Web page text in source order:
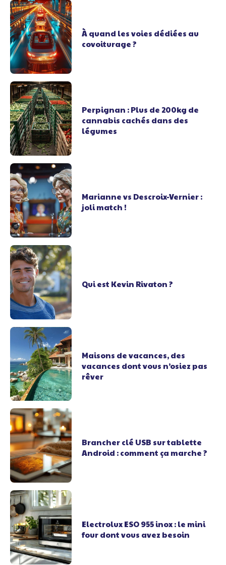
À quand les voies dédiées au
covoiturage ?
Perpignan : Plus de 200kg de
cannabis cachés dans des
légumes
Marianne vs Descroix-Vernier :
joli match !
Qui est Kevin Rivaton ?
Maisons de vacances, des
vacances dont vous n’osiez pas
rêver
Brancher clé USB sur tablette
Android : comment ça marche ?
Electrolux ESO 955 inox : le mini
four dont vous avez besoin